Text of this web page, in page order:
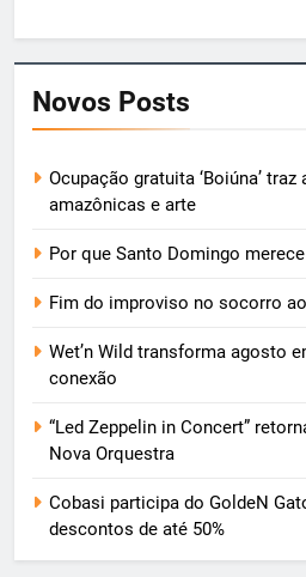
Novos Posts
Ocupação gratuita ‘Boiúna’
amazônicas e arte
Por que Santo Domingo
Fim do improviso no socorro
Wet’n Wild transforma agosto
conexão
“Led Zeppelin in Concert”
Nova Orquestra
Cobasi participa do GoldeN
descontos de até 50%